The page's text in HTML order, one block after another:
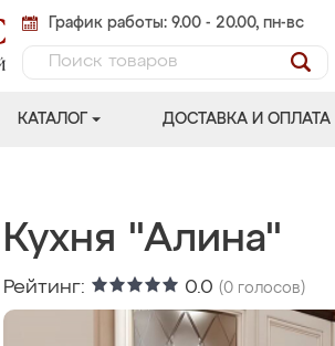
График работы: 9.00 - 20.00, пн-вс
КАТАЛОГ ДОСТАВКА И ОПЛАТА
Кухня "Алина"
Рейтинг: 0.0 (0 голосов)